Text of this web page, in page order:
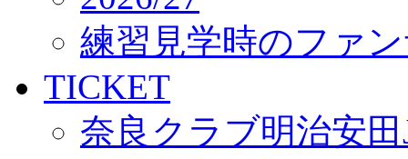
練習見学時のファ
TICKET
奈良クラブ明治安